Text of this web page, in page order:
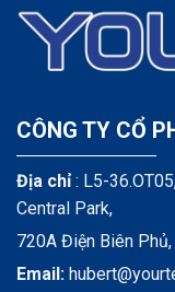
CÔNG TY CỔ
Địa chỉ: L5-
Central Park,
720A Điện Biên
Email: